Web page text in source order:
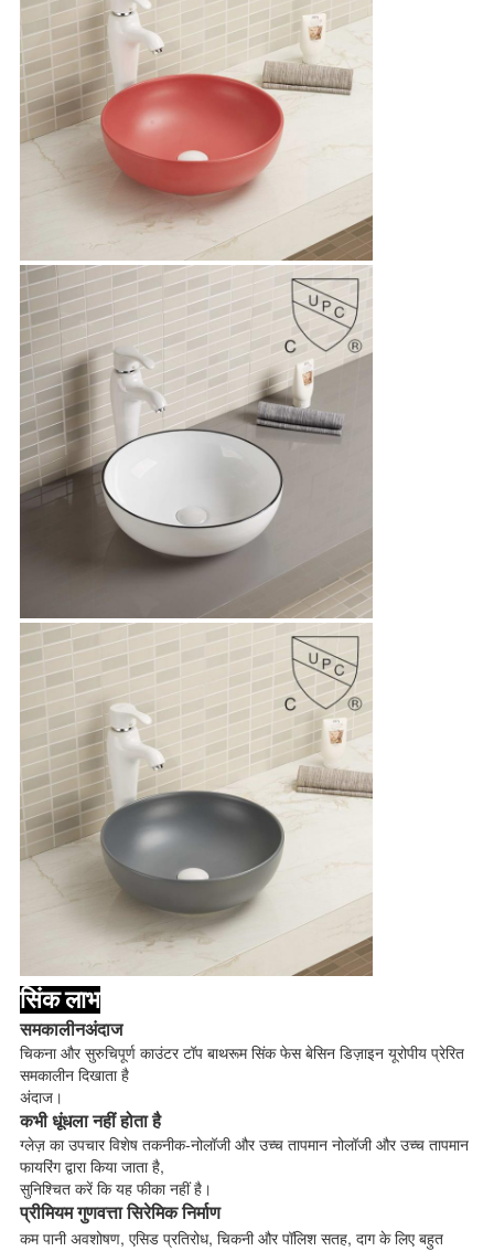
एक संदेश छोड़ें
सिंक लाभ
समकालीनअंदाज
चिकना और सुरुचिपूर्ण काउंटर टॉप बाथरूम सिंक फेस बेसिन डिज़ाइन यूरोपीय प्रेरित
समकालीन दिखाता है
अंदाज।
कभी धूंधला नहीं होता है
ग्लेज़ का उपचार विशेष तकनीक-नोलॉजी और उच्च तापमान नोलॉजी और उच्च तापमान
फायरिंग द्वारा किया जाता है,
सुनिश्चित करें कि यह फीका नहीं है।
प्रीमियम गुणवत्ता सिरेमिक निर्माण
कम पानी अवशोषण, एसिड प्रतिरोध, चिकनी और पॉलिश सतह, दाग के लिए बहुत